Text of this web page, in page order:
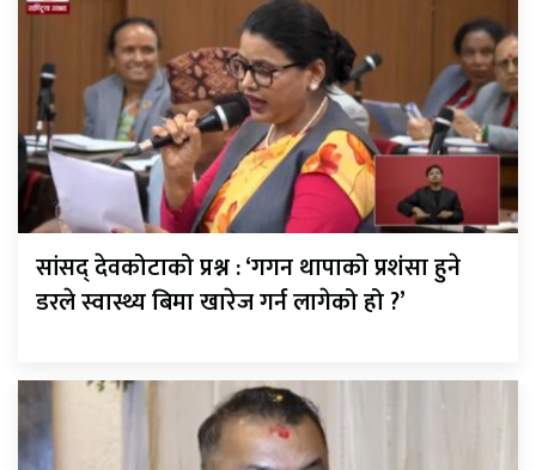
सांसद् देवकोटाको प्रश्न : ‘गगन थापाको प्रशंसा हुने
डरले स्वास्थ्य बिमा खारेज गर्न लागेको हो ?’